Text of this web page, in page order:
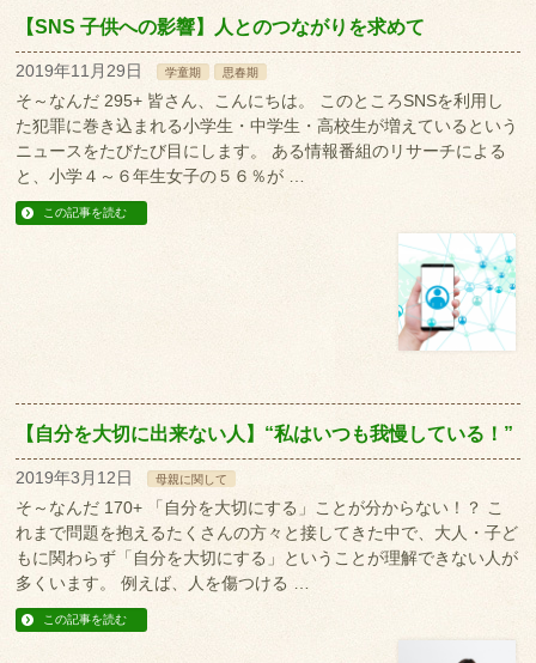
【SNS 子供への影響】人とのつながりを求めて
2019年11月29日 学童期 思春期
そ～なんだ 295+ 皆さん、こんにちは。 このところSNSを利用し
た犯罪に巻き込まれる小学生・中学生・高校生が増えているという
ニュースをたびたび目にします。 ある情報番組のリサーチによる
と、小学４～６年生女子の５６％が …
この記事を読む
【自分を大切に出来ない人】“私はいつも我慢している！”
2019年3月12日 母親に関して
そ～なんだ 170+ 「自分を大切にする」ことが分からない！？ こ
れまで問題を抱えるたくさんの方々と接してきた中で、大人・子ど
もに関わらず「自分を大切にする」ということが理解できない人が
多くいます。 例えば、人を傷つける …
この記事を読む